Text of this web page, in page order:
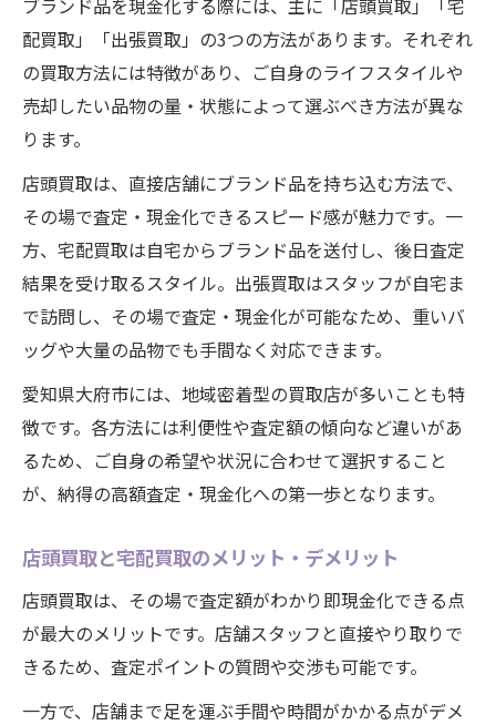
ブランド品を現金化する際には、主に「店頭買取」「宅
配買取」「出張買取」の3つの方法があります。それぞれ
の買取方法には特徴があり、ご自身のライフスタイルや
売却したい品物の量・状態によって選ぶべき方法が異な
ります。
店頭買取は、直接店舗にブランド品を持ち込む方法で、
その場で査定・現金化できるスピード感が魅力です。一
方、宅配買取は自宅からブランド品を送付し、後日査定
結果を受け取るスタイル。出張買取はスタッフが自宅ま
で訪問し、その場で査定・現金化が可能なため、重いバ
ッグや大量の品物でも手間なく対応できます。
愛知県大府市には、地域密着型の買取店が多いことも特
徴です。各方法には利便性や査定額の傾向など違いがあ
るため、ご自身の希望や状況に合わせて選択すること
が、納得の高額査定・現金化への第一歩となります。
店頭買取と宅配買取のメリット・デメリット
店頭買取は、その場で査定額がわかり即現金化できる点
が最大のメリットです。店舗スタッフと直接やり取りで
きるため、査定ポイントの質問や交渉も可能です。
一方で、店舗まで足を運ぶ手間や時間がかかる点がデメ